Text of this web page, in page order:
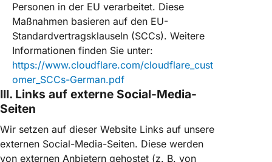
Personen in der EU verarbeitet. Diese
Maßnahmen basieren auf den EU-
Standardvertragsklauseln (SCCs). Weitere
Informationen finden Sie unter:
https://www.cloudflare.com/cloudflare_cust
omer_SCCs-German.pdf
III. Links auf externe Social-Media-
Seiten
Wir setzen auf dieser Website Links auf unsere
externen Social-Media-Seiten. Diese werden
von externen Anbietern gehostet (z. B. von